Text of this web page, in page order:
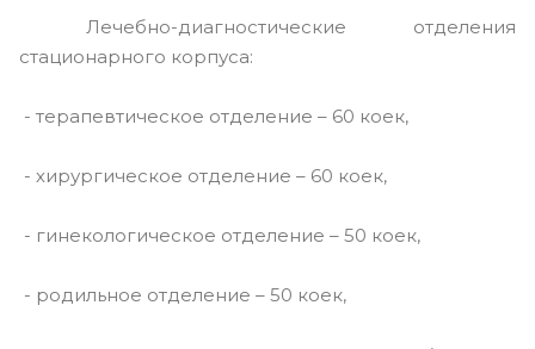
Лечебно-диагностические отделения
стационарного корпуса:
- терапевтическое отделение – 60 коек,
- хирургическое отделение – 60 коек,
- гинекологическое отделение – 50 коек,
- родильное отделение – 50 коек,